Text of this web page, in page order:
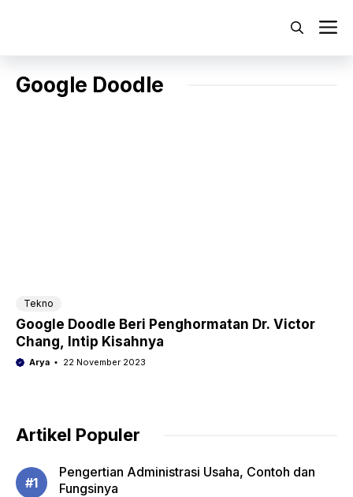
Google Doodle
Tekno
Google Doodle Beri Penghormatan Dr. Victor
Chang, Intip Kisahnya
Arya 22 November 2023
Artikel Populer
Pengertian Administrasi Usaha, Contoh dan
Fungsinya